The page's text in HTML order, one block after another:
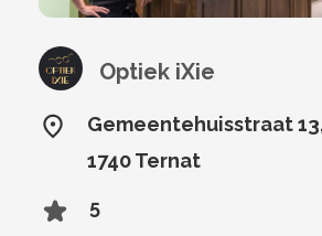
Optiek iXie
Gemeentehuisstraat
1740 Ternat
5